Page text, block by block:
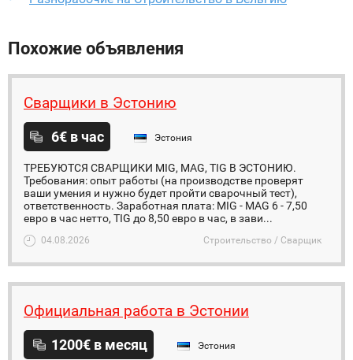
Похожие объявления
Сварщики в Эстонию
6€ в час Эстония
ТРЕБУЮТСЯ СВАРЩИКИ MIG, MAG, TIG В ЭСТОНИЮ.
Требования: опыт работы (на производстве проверят
ваши умения и нужно будет пройти сварочный тест),
ответственность. Заработная плата: MIG - MAG 6 - 7,50
евро в час нетто, TIG до 8,50 евро в час, в зави...
04.08.2026 Строительство / Сварщик
Официальная работа в Эстонии
1200€ в месяц Эстония